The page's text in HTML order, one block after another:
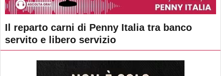
Il reparto carni di Penny Italia tra banco
servito e libero servizio